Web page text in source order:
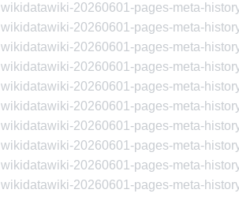
wikidatawiki-20260601-pages-meta-
wikidatawiki-20260601-pages-meta-
wikidatawiki-20260601-pages-meta-
wikidatawiki-20260601-pages-meta-
wikidatawiki-20260601-pages-meta-
wikidatawiki-20260601-pages-meta-
wikidatawiki-20260601-pages-meta-
wikidatawiki-20260601-pages-meta-
wikidatawiki-20260601-pages-meta-
wikidatawiki-20260601-pages-meta-